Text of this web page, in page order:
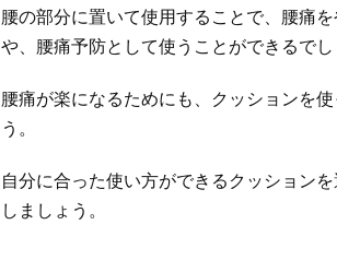
腰の部分に置いて使用することで、腰痛
や、腰痛予防として使うことができるでし
腰痛が楽になるためにも、クッションを
う。
自分に合った使い方ができるクッション
しましょう。